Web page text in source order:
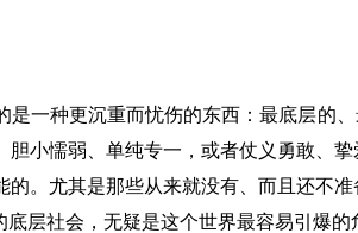
种更沉重而忧伤的东西：最底层的、
小懦弱、单纯专一，或者仗义勇敢、
。尤其是那些从来就没有、而且还不
层社会，无疑是这个世界最容易引爆的